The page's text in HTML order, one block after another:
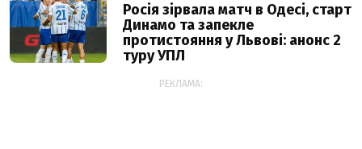
Росія зірвала матч в Одесі, старт
Динамо та запекле
протистояння у Львові: анонс 2
туру УПЛ
РЕКЛАМА: